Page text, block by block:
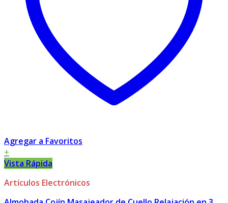
Agregar a Favoritos
+
Vista Rápida
Artículos Electrónicos